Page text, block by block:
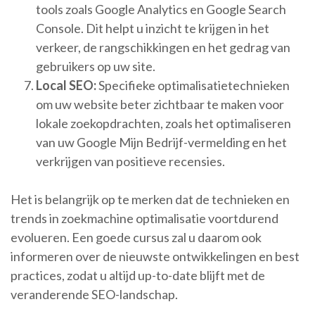
tools zoals Google Analytics en Google Search
Console. Dit helpt u inzicht te krijgen in het
verkeer, de rangschikkingen en het gedrag van
gebruikers op uw site.
Local SEO:Specifieke optimalisatietechnieken
om uw website beter zichtbaar te maken voor
lokale zoekopdrachten, zoals het optimaliseren
van uw Google Mijn Bedrijf-vermelding en het
verkrijgen van positieve recensies.
Het is belangrijk op te merken dat de technieken en
trends in zoekmachine optimalisatie voortdurend
evolueren. Een goede cursus zal u daarom ook
informeren over de nieuwste ontwikkelingen en best
practices, zodat u altijd up-to-date blijft met de
veranderende SEO-landschap.